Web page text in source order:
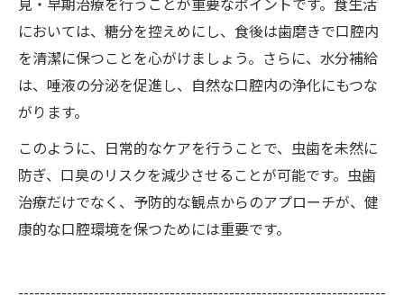
においては、糖分を控えめにし、食後は歯磨きで口腔内
を清潔に保つことを心がけましょう。さらに、水分補給
は、唾液の分泌を促進し、自然な口腔内の浄化にもつな
がります。
このように、日常的なケアを行うことで、虫歯を未然に
防ぎ、口臭のリスクを減少させることが可能です。虫歯
治療だけでなく、予防的な観点からのアプローチが、健
康的な口腔環境を保つためには重要です。